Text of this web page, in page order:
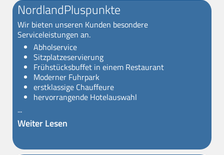
NordlandPluspunkte
Wir bieten unseren Kunden besondere
Serviceleistungen an.
Abholservice
Sitzplatzeservierung
Frühstücksbuffet in einem Restaurant
Moderner Fuhrpark
erstklassige Chauffeure
hervorrangende Hotelauswahl
...
Weiter Lesen